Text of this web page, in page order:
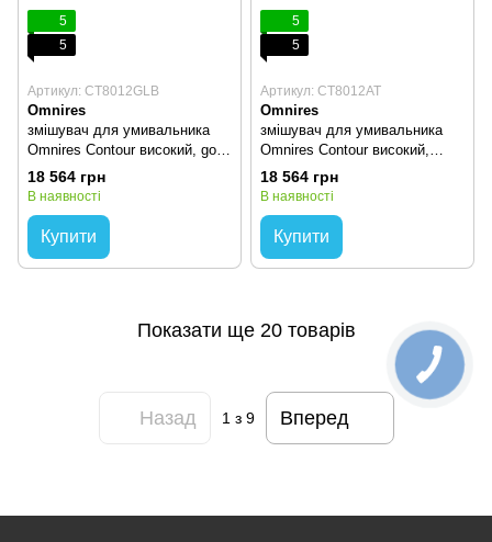
5
5
Артикул: CT8012GLB
Omnires
змішувач для умивальника
Omnires Contour високий, gold
(CT8012GLB)
18 564 грн
В наявності
Купити
5
5
Артикул: CT8012AT
Omnires
змішувач для умивальника
Omnires Contour високий,
antracite (CT8012AT)
18 564 грн
В наявності
Купити
Показати ще 20 товарів
Назад 1з 9 Вперед